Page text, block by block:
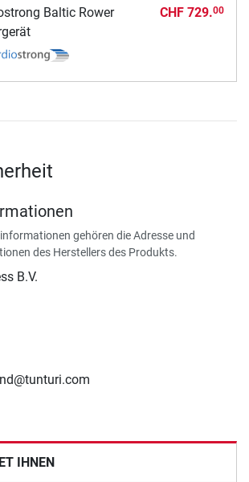
Baltic Rower
CHF 729.00
gehören die Adresse und
des Herstellers des Produkts.
B.V.
IHNEN